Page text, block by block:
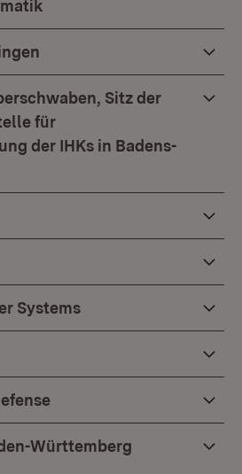
Sitz der
für
der IHKs in Badens-
Systems
Württemberg